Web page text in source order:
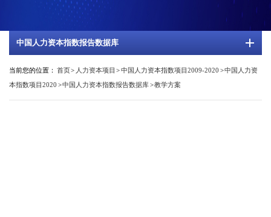
中国人力资本指数报告数据库
当前您的位置： 首页> 人力资本项目 >中国人力资本指数项目2009-2020 >中国人力资
本指数项目2020 >中国人力资本指数报告数据库>教学方案